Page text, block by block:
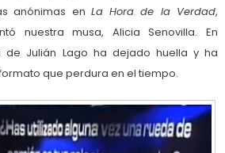
anónimas en La Hora de la Verdad,
nuestra musa, Alicia Senovilla. En
de Julián Lago ha dejado huella y ha
que perdura en el tiempo.